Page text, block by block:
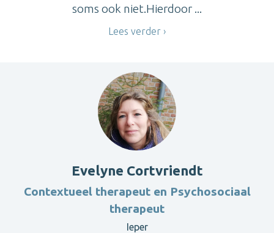
soms ook niet.Hierdoor ...
Lees verder
Evelyne Cortvriendt
Contextueel therapeut en Psychosociaal
therapeut
Ieper